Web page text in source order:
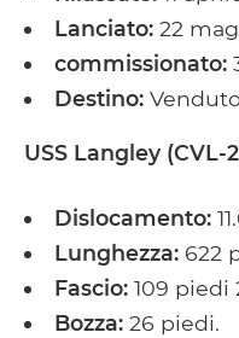
Lanciato:22
commissionato:
Destino:
USS Langley (CVL-
Dislocamento:
Lunghezza:622
Fascio: 109 piedi
Bozza:26 piedi.